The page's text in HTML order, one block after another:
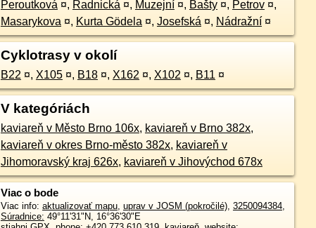
Peroutková ¤, Radnická ¤, Muzejní ¤, Bašty ¤, Petrov ¤,
Masarykova ¤, Kurta Gödela ¤, Josefská ¤, Nádražní ¤
Cyklotrasy v okolí
B22 ¤, X105 ¤, B18 ¤, X162 ¤, X102 ¤, B11 ¤
V kategóriách
kaviareň v Město Brno 106x, kaviareň v Brno 382x,
kaviareň v okres Brno-město 382x, kaviareň v
Jihomoravský kraj 626x, kaviareň v Jihovýchod 678x
Viac o bode
Viac info: aktualizovať mapu, uprav v JOSM (pokročilé), 3250094384,
Súradnice: 49°11'31"N, 16°36'30"E